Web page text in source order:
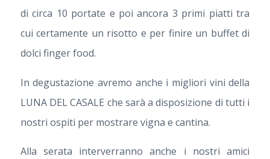
di circa 10 portate e poi ancora 3 primi piatti tra
cui certamente un risotto e per finire un buffet di
dolci finger food.
In degustazione avremo anche i migliori vini della
LUNA DEL CASALE che sarà a disposizione di tutti i
nostri ospiti per mostrare vigna e cantina.
Alla serata interverranno anche i nostri amici